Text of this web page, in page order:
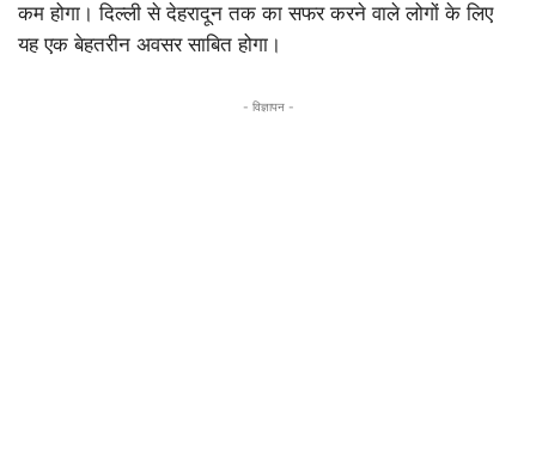
कम होगा। दिल्ली से देहरादून तक का सफर करने वाले लोगों के लिए
यह एक बेहतरीन अवसर साबित होगा।
- विज्ञापन -